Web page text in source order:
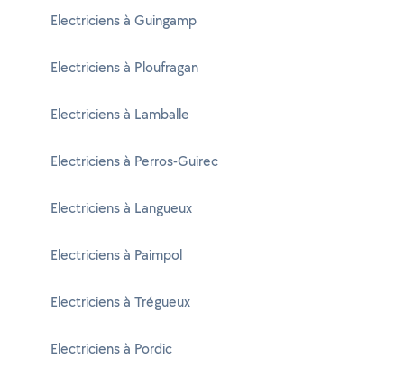
Electriciens à Guingamp
Electriciens à Ploufragan
Electriciens à Lamballe
Electriciens à Perros-Guirec
Electriciens à Langueux
Electriciens à Paimpol
Electriciens à Trégueux
Electriciens à Pordic